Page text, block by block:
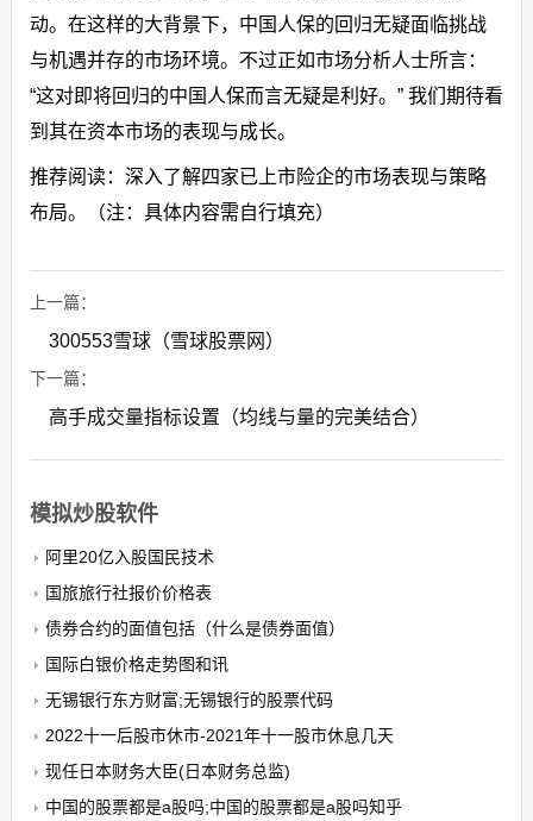
动。在这样的大背景下，中国人保的回归无疑面临挑战
与机遇并存的市场环境。不过正如市场分析人士所言：
“这对即将回归的中国人保而言无疑是利好。” 我们期待看
到其在资本市场的表现与成长。
推荐阅读：深入了解四家已上市险企的市场表现与策略
布局。（注：具体内容需自行填充）
上一篇：
300553雪球（雪球股票网）
下一篇：
高手成交量指标设置（均线与量的完美结合）
模拟炒股软件
阿里20亿入股国民技术
国旅旅行社报价价格表
债券合约的面值包括（什么是债券面值）
国际白银价格走势图和讯
无锡银行东方财富;无锡银行的股票代码
2022十一后股市休市-2021年十一股市休息几天
现任日本财务大臣(日本财务总监)
中国的股票都是a股吗;中国的股票都是a股吗知乎